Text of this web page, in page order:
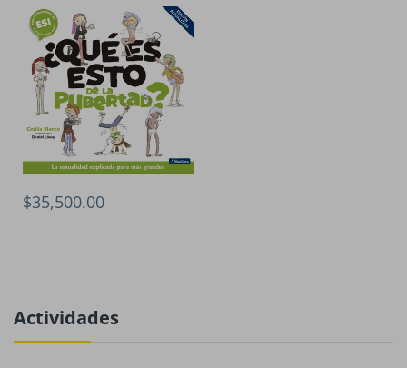
$35,500.00
Actividades